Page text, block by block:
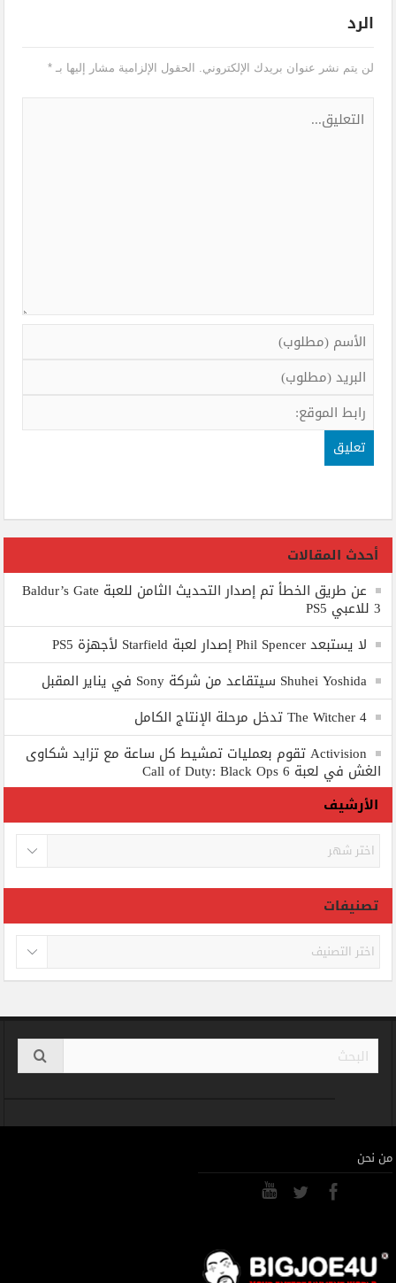
الرد
لن يتم نشر عنوان بريدك الإلكتروني. الحقول الإلزامية مشار إليها بـ*
أحدث المقالات
عن طريق الخطأ تم إصدار التحديث الثامن للعبة Baldur’s Gate
3 للاعبي PS5
لا يستبعد Phil Spencer إصدار لعبة Starfield لأجهزة PS5
Shuhei Yoshida سيتقاعد من شركة Sony في يناير المقبل
The Witcher 4 تدخل مرحلة الإنتاج الكامل
Activision تقوم بعمليات تمشيط كل ساعة مع تزايد شكاوى
الغش في لعبة Call of Duty: Black Ops 6
الأرشيف
الأرشيف
تصنيفات
تصنيفات
من نحن